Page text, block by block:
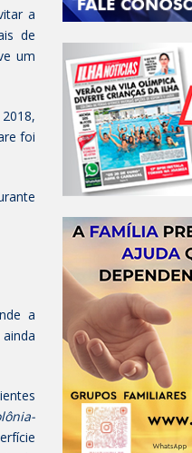
a
de
um
foi
a